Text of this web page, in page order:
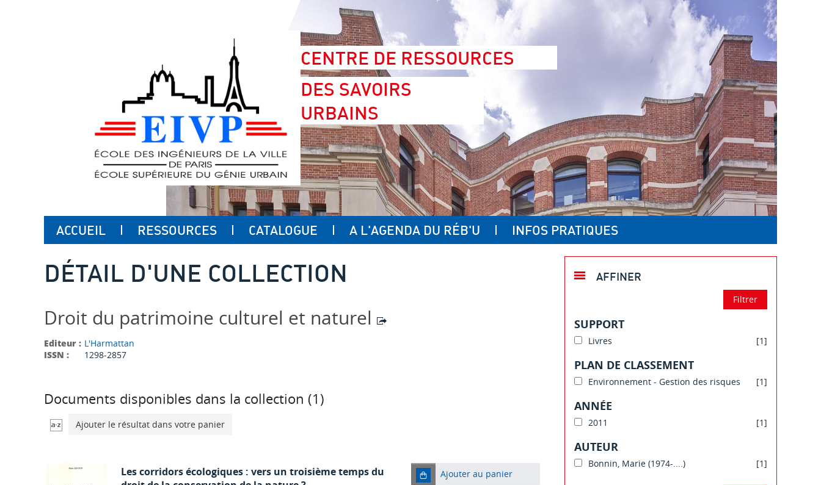
CENTRE DE RESSOURCES
DES SAVOIRS
URBAINS
ACCUEIL RESSOURCES CATALOGUE A L'AGENDA DU RÉB'U INFOS PRATIQUES
DÉTAIL D'UNE COLLECTION
Droit du patrimoine culturel et naturel
Editeur : L'Harmattan
ISSN :
1298-2857
Documents disponibles dans la collection (1 )
Ajouter le résultat dans votre panier
Les corridors écologiques : vers un troisième temps du
Ajouter au panier
AFFINER
SUPPORT
Livres [1]
PLAN DE CLASSEMENT
Environnement - Gestion des risques [1]
ANNÉE
2011 [1]
AUTEUR
Bonnin, Marie (1974-....) [1]